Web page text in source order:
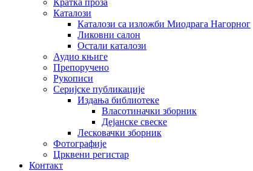
Кратка проза
Каталози
Каталози са изложби Миодрага Нагорног
Ликовни салон
Остали каталози
Аудио књиге
Препоручено
Рукописи
Серијске публикације
Издања библиотеке
Власотиначки зборник
Дејанске свеске
Лесковачки зборник
Фотографије
Црквени регистар
Контакт